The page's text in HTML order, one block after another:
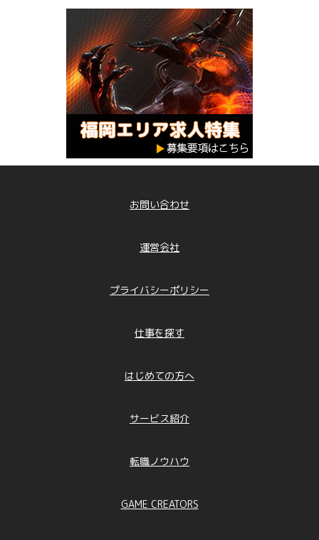
お問い合わせ
運営会社
プライバシーポリシー
仕事を探す
はじめての方へ
サービス紹介
転職ノウハウ
GAME CREATORS